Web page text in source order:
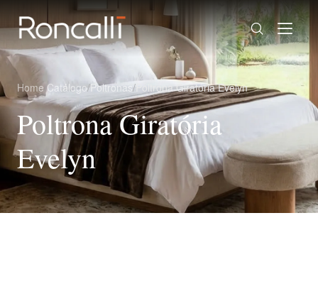
Home /Catálogo/Poltronas/ Poltrona Giratória Evelyn
Poltrona Giratória
Evelyn